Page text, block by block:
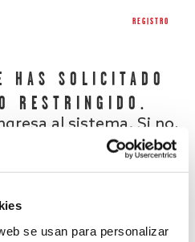
se usan para personalizar
REGISTRO
HAS SOLICITADO
RESTRINGIDO.
al sistema. Si no,